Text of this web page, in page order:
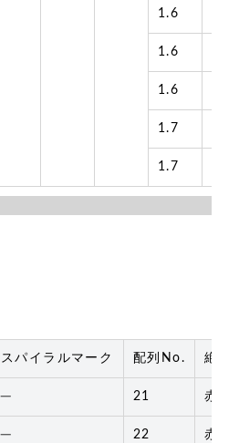
1.6
1.6
1.6
1.7
1.7
スパイラルマーク 配列No. 絶縁
─ 21 赤
─ 22 赤